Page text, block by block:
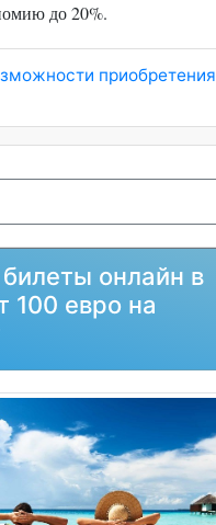
до 20%.
приобретения
онлайн в
100 евро на